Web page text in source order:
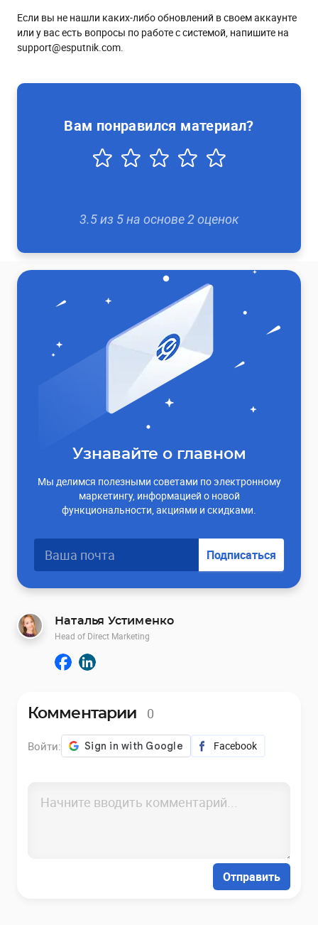
Если вы не нашли каких-либо обновлений в своем аккаунте
или у вас есть вопросы по работе с системой, напишите на
support@esputnik.com.
Вам понравился материал?
3.5из 5на основе2оценок
Узнавайте о главном
Мы делимся полезными советами по электронному
маркетингу, информацией о новой
функциональности, акциями и скидками.
Подписаться
Наталья Устименко
Head of Direct Marketing
Комментарии 0
Войти: Facebook
Отправить